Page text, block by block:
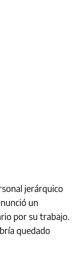
jerárquico
un
por su trabajo.
quedado